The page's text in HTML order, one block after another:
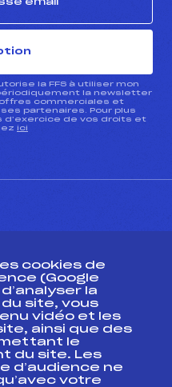
la FFS à utiliser mon
la newsletter
offres commerciales et
partenaires. Pour plus
d’exercice de vos droits et
ici
fédéral
cookies de
(Google
la
site, vous
vidéo et les
ainsi que des
le
du site. Les
d’audience ne
votre